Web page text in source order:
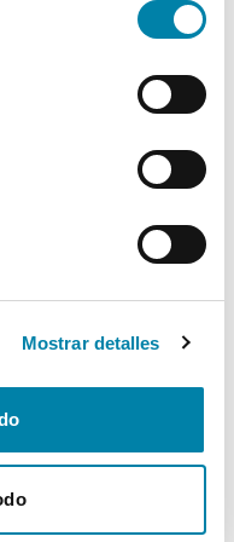
Mostrar detalles
satisfechos